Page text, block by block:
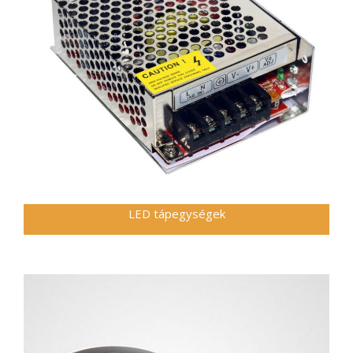
LED tápegységek